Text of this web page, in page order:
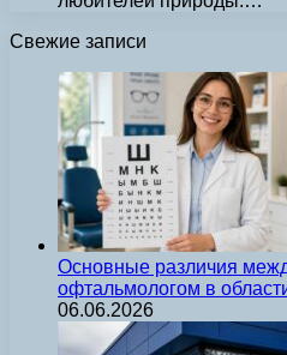
Свежие записи
Основные различия
офтальмологом в
06.06.2026